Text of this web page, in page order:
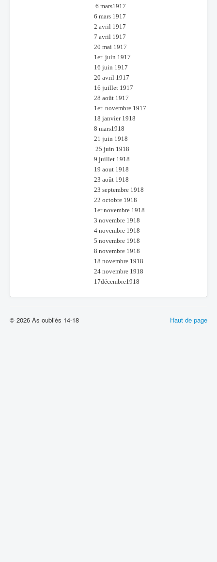
6 mars1917
6 mars 1917
2 avril 1917
7 avril 1917
20 mai 1917
1er juin 1917
16 juin 1917
20 avril 1917
16 juillet 1917
28 août 1917
1er novembre 1917
18 janvier 1918
8 mars1918
21 juin 1918
25 juin 1918
9 juillet 1918
19 aout 1918
23 août 1918
23 septembre 1918
22 octobre 1918
1er novembre 1918
3 novembre 1918
4 novembre 1918
5 novembre 1918
8 novembre 1918
18 novembre 1918
24 novembre 1918
17décembre1918
Haut de page
© 2026 As oubliés 14-18